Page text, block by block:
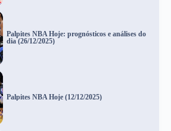
Palpites NBA Hoje: prognósticos e análises do
dia (26/12/2025)
Palpites NBA Hoje (12/12/2025)